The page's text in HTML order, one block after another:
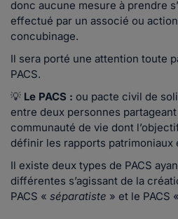
donc aucune mesure à prendre
effectué par un associé ou
concubinage.
Il sera porté une attention toute
PACS.
💡 Le PACS : ou pacte civil de
entre deux personnes
communauté de vie dont
définir les rapports patrimoniaux
Il existe deux types de PACS
différentes s’agissant de la
PACS « séparatiste » et le PACS «